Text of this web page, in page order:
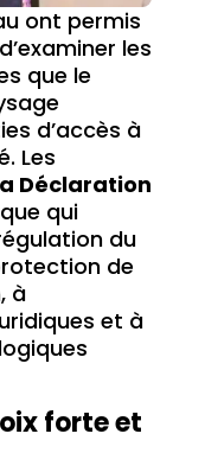
ont permis
les
que le
d’accès à
Les
Déclaration
qui
du
de
à
et à
forte et